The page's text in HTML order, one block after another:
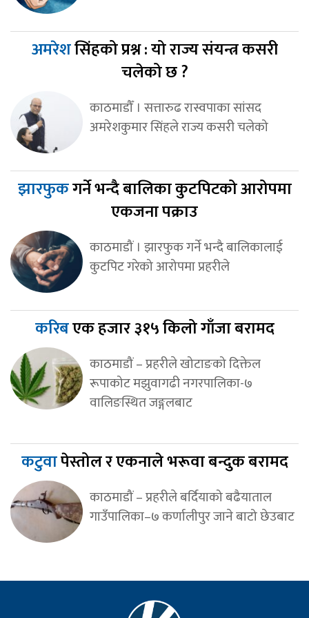
अमरेशसिंहको प्रश्न : यो राज्य संयन्त्र कसरी
चलेको छ ?
काठमाडौँ । सत्तारुढ रास्वपाका सांसद
अमरेशकुमार सिंहले राज्य कसरी चलेको
झारफुकगर्ने भन्दै बालिका कुटपिटको आरोपमा
एकजना पक्राउ
काठमाडौं । झारफुक गर्ने भन्दै बालिकालाई
कुटपिट गरेको आरोपमा प्रहरीले
करिबएक हजार ३१५ किलो गाँजा बरामद
काठमाडौं – प्रहरीले खोटाङको दिक्तेल
रूपाकोट मझुवागढी नगरपालिका-७
वालिङस्थित जङ्गलबाट
कटुवापेस्तोल र एकनाले भरूवा बन्दुक बरामद
काठमाडौं – प्रहरीले बर्दियाको बढैयाताल
गाउँपालिका–७ कर्णालीपुर जाने बाटो छेउबाट